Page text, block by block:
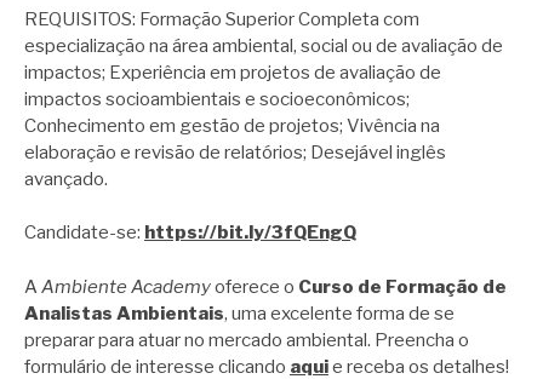
REQUISITOS: Formação Superior Completa com
especialização na área ambiental, social ou de avaliação de
impactos; Experiência em projetos de avaliação de
impactos socioambientais e socioeconômicos;
Conhecimento em gestão de projetos; Vivência na
elaboração e revisão de relatórios; Desejável inglês
avançado.
Candidate-se: https://bit.ly/3fQEngQ
AAmbiente Academyoferece o Curso de Formação de
Analistas Ambientais, uma excelente forma de se
preparar para atuar no mercado ambiental. Preencha o
formulário de interesse clicando aquie receba os detalhes!